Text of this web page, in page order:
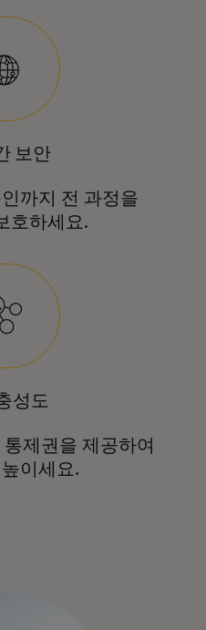
보안
까지 전 과정을
호하세요.
성도
제권을 제공하여
이세요.